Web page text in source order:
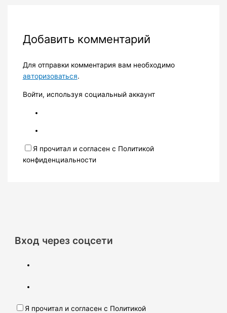
Добавить комментарий
Для отправки комментария вам необходимо
авторизоваться.
Войти, используя социальный аккаунт
Я прочитал и согласен с Политикой
конфиденциальности
Вход через соцсети
Я прочитал и согласен с Политикой